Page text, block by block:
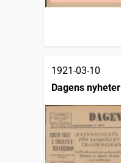
1921-03-10
Dagens nyheter